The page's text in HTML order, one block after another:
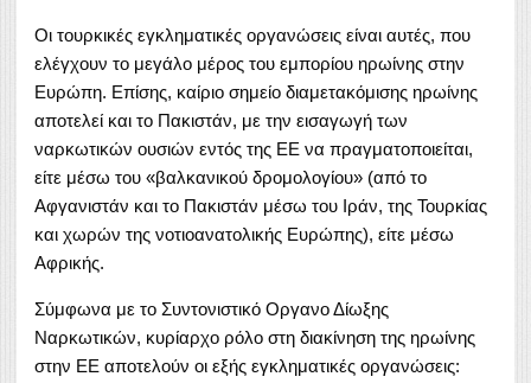
Οι τουρκικές εγκληματικές οργανώσεις είναι αυτές, που
ελέγχουν το μεγάλο μέρος του εμπορίου ηρωίνης στην
Ευρώπη. Επίσης, καίριο σημείο διαμετακόμισης ηρωίνης
αποτελεί και το Πακιστάν, με την εισαγωγή των
ναρκωτικών ουσιών εντός της ΕΕ να πραγματοποιείται,
είτε μέσω του «βαλκανικού δρομολογίου» (από το
Αφγανιστάν και το Πακιστάν μέσω του Ιράν, της Τουρκίας
και χωρών της νοτιοανατολικής Ευρώπης), είτε μέσω
Αφρικής.
Σύμφωνα με το Συντονιστικό Οργανο Δίωξης
Ναρκωτικών, κυρίαρχο ρόλο στη διακίνηση της ηρωίνης
στην ΕΕ αποτελούν οι εξής εγκληματικές οργανώσεις: